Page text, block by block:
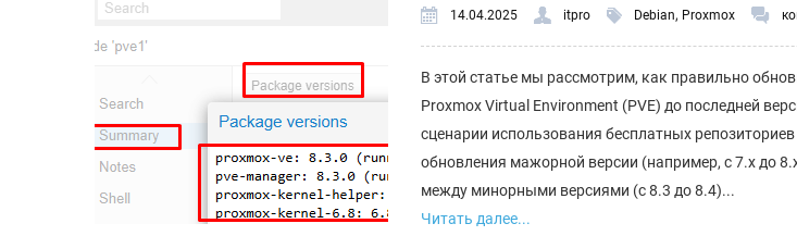
14.04.2025 itpro Debian, Proxmox
В этой статье мы рассмотрим, как правильно
Proxmox Virtual Environment (PVE) до последней
сценарии использования бесплатных
обновления мажорной версии (например, с 7.x до
между минорными версиями (с 8.3 до 8.4)...
Читать далее...